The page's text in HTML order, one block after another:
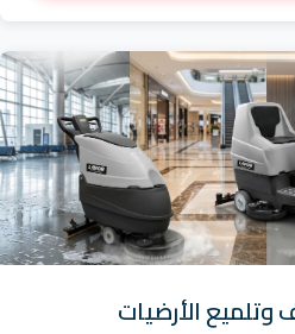
الأرضيات